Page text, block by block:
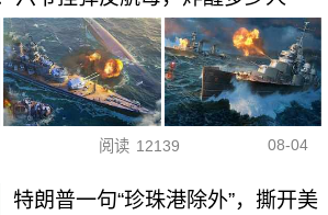
阅读 12139 08-04
特朗普一句“珍珠港除外”，撕开美